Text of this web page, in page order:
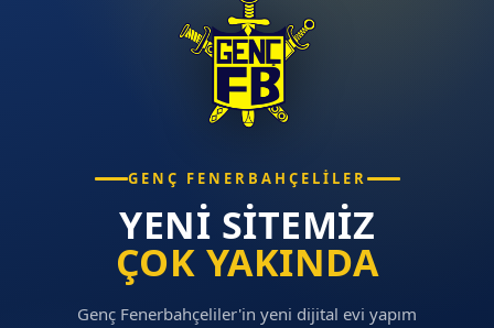
GENÇ FENERBAHÇELILER
YENI SITEMIZ
ÇOK YAKINDA
Genç Fenerbahçeliler'in yeni dijital evi yapım